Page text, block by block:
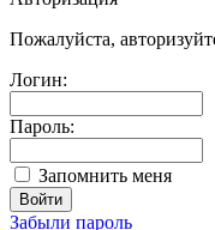
Пожалуйста,
Логин:
Пароль:
Запомнить меня
Забыли пароль